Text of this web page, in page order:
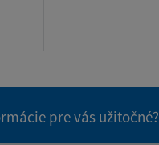
pre vás užitočné?